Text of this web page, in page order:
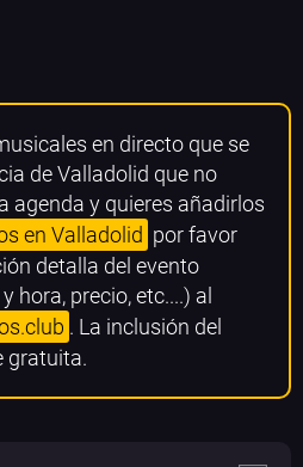
en directo que se
de Valladolid que no
agenda y quieres añadirlos
en Valladolid por favor
detalla del evento
hora, precio, etc....) al
. La inclusión del
gratuita.